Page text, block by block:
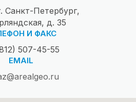
Санкт-Петербург,
д. 35
И ФАКС
507-45-55
EMAIL